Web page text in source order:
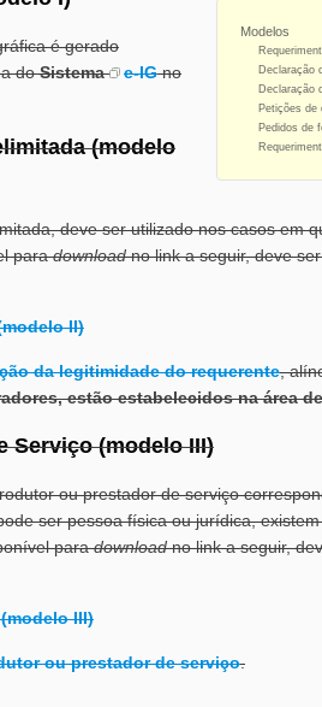
Modelos
Declaração
Declaração
Petições de
Pedidos de
é gerado
doSistema e-IGno
(modelo
deve ser utilizado nos casos em
paradownloadno link a seguir, deve
II)
da legitimidade do requerente,
estão estabelecidos na área
Serviço (modelo III)
ou prestador de serviço
ser pessoa física ou jurídica,
paradownloadno link a seguir,
III)
ou prestador de serviço.